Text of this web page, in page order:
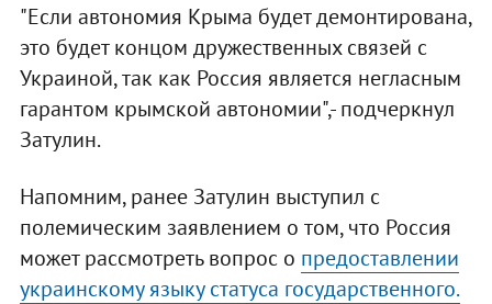
"Если автономия Крыма будет демонтирована,
это будет концом дружественных связей с
Украиной, так как Россия является негласным
гарантом крымской автономии",- подчеркнул
Затулин.
Напомним, ранее Затулин выступил с
полемическим заявлением о том, что Россия
может рассмотреть вопрос о предоставлении
украинскому языку статуса государственного.